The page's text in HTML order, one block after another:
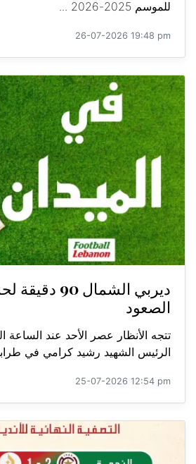
للموسم 2025-2026 ...
26-07-2026 19:48 pm
ديربي الشمال
الصعود
تتجه الأنظار عصر الأحد عند
الرئيس الشهيد رشيد كرامي في
25-07-2026 12:54 pm